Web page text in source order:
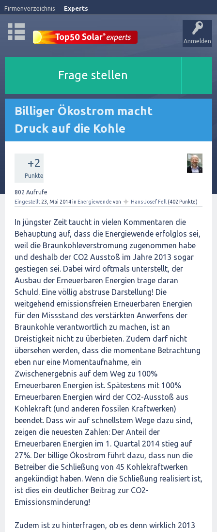
Firmenverzeichnis Experts
Anmelden
Frage stellen
Billiger Ökostrom macht
Druck auf die Kohle
+2
Punkte
802 Aufrufe
Eingestellt 23, Mai 2014in Energiewende von ✦ Hans-Josef Fell (402 Punkte)
In jüngster Zeit taucht in vielen Kommentaren die
Behauptung auf, dass die Energiewende erfolglos sei,
weil die Braunkohleverstromung zugenommen habe
und deshalb der CO2 Ausstoß im Jahre 2013 sogar
gestiegen sei. Dabei wird oftmals unterstellt, der
Ausbau der Erneuerbaren Energien trage daran
Schuld. Eine völlig abstruse Darstellung! Die
weitgehend emissionsfreien Erneuerbaren Energien
für den Missstand des verstärkten Anwerfens der
Braunkohle verantwortlich zu machen, ist an
Dreistigkeit nicht zu überbieten. Zudem darf nicht
übersehen werden, dass die momentane Betrachtung
eben nur eine Momentaufnahme, ein
Zwischenergebnis auf dem Weg zu 100%
Erneuerbaren Energien ist. Spätestens mit 100%
Erneuerbaren Energien wird der CO2-Ausstoß aus
Kohlekraft (und anderen fossilen Kraftwerken)
beendet. Dass wir auf schnellstem Wege dazu sind,
zeigen die neuesten Zahlen: Der Anteil der
Erneuerbaren Energien im 1. Quartal 2014 stieg auf
27%. Der billige Ökostrom führt dazu, dass nun die
Betreiber die Schließung von 45 Kohlekraftwerken
angekündigt haben. Wenn die Schließung realisiert ist,
ist dies ein deutlicher Beitrag zur CO2-
Emissionsminderung!
Zudem ist zu hinterfragen, ob es denn wirklich 2013